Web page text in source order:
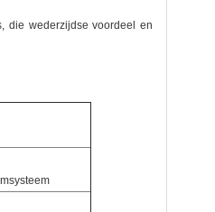
die wederzijdse voordeel en